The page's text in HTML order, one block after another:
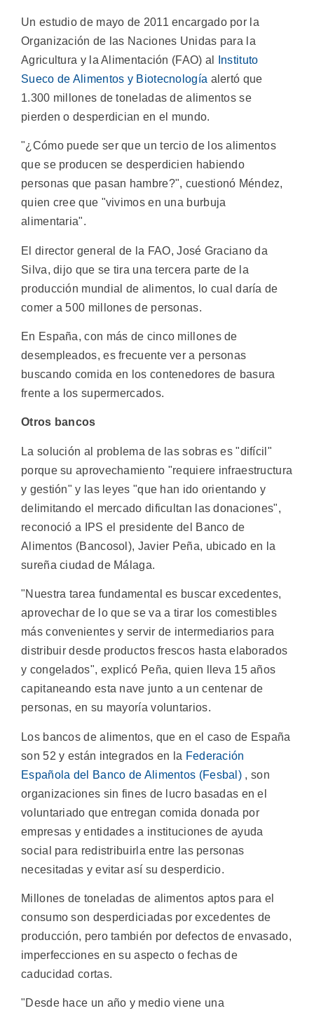
Un estudio de mayo de 2011 encargado por la
Organización de las Naciones Unidas para la
Agricultura y la Alimentación (FAO) al
Instituto
Sueco de Alimentos y Biotecnología alertó que
1.300 millones de toneladas de alimentos se
pierden o desperdician en el mundo.
"¿Cómo puede ser que un tercio de los alimentos
que se producen se desperdicien habiendo
personas que pasan hambre?", cuestionó Méndez,
quien cree que "vivimos en una burbuja
alimentaria".
El director general de la FAO, José Graciano da
Silva, dijo que se tira una tercera parte de la
producción mundial de alimentos, lo cual daría de
comer a 500 millones de personas.
En España, con más de cinco millones de
desempleados, es frecuente ver a personas
buscando comida en los contenedores de basura
frente a los supermercados.
Otros bancos
La solución al problema de las sobras es "difícil"
porque su aprovechamiento "requiere infraestructura
y gestión" y las leyes "que han ido orientando y
delimitando el mercado dificultan las donaciones",
reconoció a IPS el presidente del Banco de
Alimentos (Bancosol), Javier Peña, ubicado en la
sureña ciudad de Málaga.
"Nuestra tarea fundamental es buscar excedentes,
aprovechar de lo que se va a tirar los comestibles
más convenientes y servir de intermediarios para
distribuir desde productos frescos hasta elaborados
y congelados", explicó Peña, quien lleva 15 años
capitaneando esta nave junto a un centenar de
personas, en su mayoría voluntarios.
Los bancos de alimentos, que en el caso de España
son 52 y están integrados en la Federación
Española del Banco de Alimentos (Fesbal) , son
organizaciones sin fines de lucro basadas en el
voluntariado que entregan comida donada por
empresas y entidades a instituciones de ayuda
social para redistribuirla entre las personas
necesitadas y evitar así su desperdicio.
Millones de toneladas de alimentos aptos para el
consumo son desperdiciadas por excedentes de
producción, pero también por defectos de envasado,
imperfecciones en su aspecto o fechas de
caducidad cortas.
"Desde hace un año y medio viene una